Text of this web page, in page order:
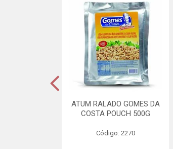
ATUM RALADO GOMES DA
COSTA POUCH 500G
Código: 2270